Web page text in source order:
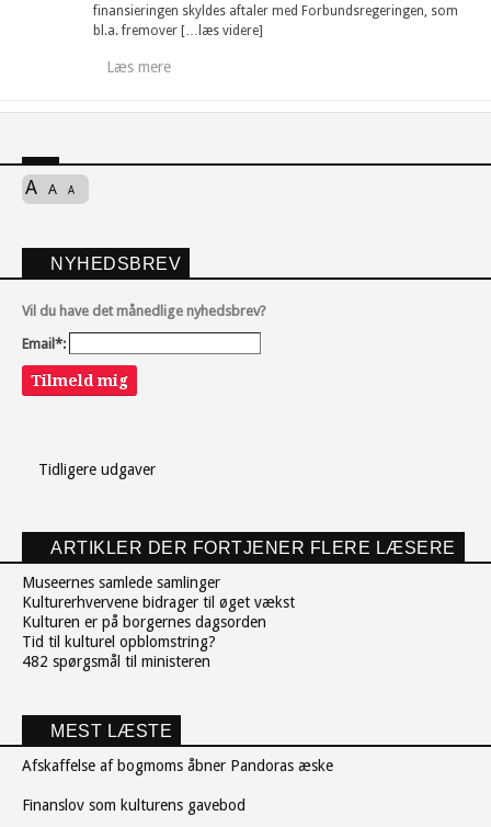
finansieringen skyldes aftaler med Forbundsregeringen, som
bl.a. fremover […læs videre]
Læs mere
A A A
NYHEDSBREV
Vil du have det månedlige nyhedsbrev?
Email*:
Tilmeld mig
Tidligere udgaver
ARTIKLER DER FORTJENER FLERE LÆSERE
Museernes samlede samlinger
Kulturerhvervene bidrager til øget vækst
Kulturen er på borgernes dagsorden
Tid til kulturel opblomstring?
482 spørgsmål til ministeren
MEST LÆSTE
Afskaffelse af bogmoms åbner Pandoras æske
Finanslov som kulturens gavebod